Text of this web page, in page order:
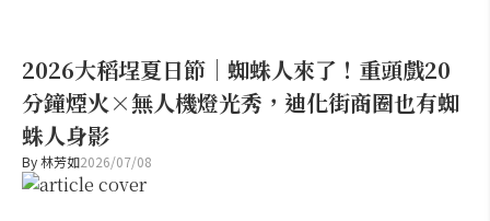
2026大稻埕夏日節｜蜘蛛人來了！重頭戲20
分鐘煙火×無人機燈光秀，迪化街商圈也有蜘
蛛人身影
By林芳如2026/07/08